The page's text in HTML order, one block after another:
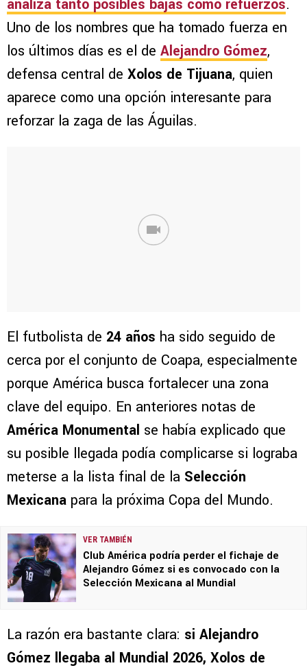
analiza tanto posibles bajas como refuerzos.
Uno de los nombres que ha tomado fuerza en
los últimos días es el de Alejandro Gómez,
defensa central de Xolos de Tijuana, quien
aparece como una opción interesante para
reforzar la zaga de las Águilas.
El futbolista de 24 años ha sido seguido de
cerca por el conjunto de Coapa, especialmente
porque América busca fortalecer una zona
clave del equipo. En anteriores notas de
América Monumental se había explicado que
su posible llegada podía complicarse si lograba
meterse a la lista final de la Selección
Mexicana para la próxima Copa del Mundo.
VER TAMBIÉN
Club América podría perder el fichaje de
Alejandro Gómez si es convocado con la
Selección Mexicana al Mundial
La razón era bastante clara: si Alejandro
Gómez llegaba al Mundial 2026, Xolos de